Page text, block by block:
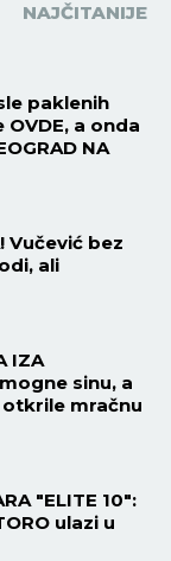
NAJČITANIJE
paklenih
OVDE, a onda
NA
Vučević bez
ali
IZA
sinu, a
mračnu
"ELITE 10":
ulazi u